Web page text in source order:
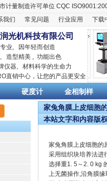
计量制造许可单位 CQC
我们 常见问题 行业应用 下载
润光机科技有限公司
业, 因年轻而创造
造型精美 , 功能出色
仪器, 材料科学的生命力
直销中心，让您的产品更安全
硬度计 金相制样
家兔角膜上皮细胞
本站文字和内容版
家兔角膜上皮细胞的
采用组织块培养法进
选择重1. 5～2. 0 kg
上无菌操作,沿角膜